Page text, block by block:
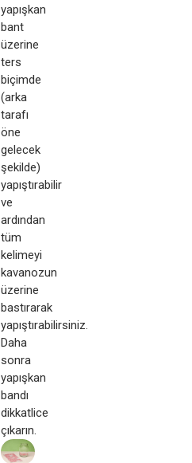
yapışkan
bant
üzerine
ters
biçimde
(arka
tarafı
öne
gelecek
şekilde)
yapıştırabilir
ve
ardından
tüm
kelimeyi
kavanozun
üzerine
bastırarak
yapıştırabilirsiniz.
Daha
sonra
yapışkan
bandı
dikkatlice
çıkarın.